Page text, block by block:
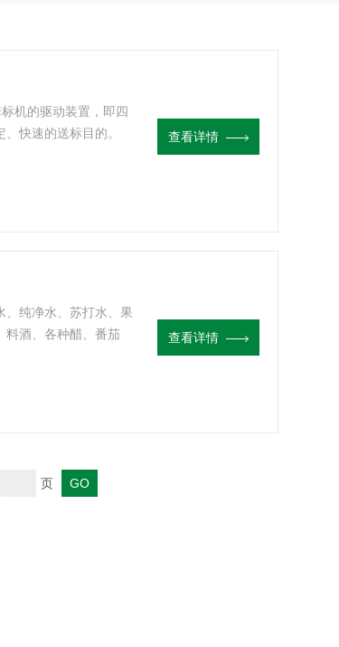
机的驱动装置，即四
快速的送标目的。
查看详情
、纯净水、苏打水、果
料酒、各种醋、番茄
查看详情
页